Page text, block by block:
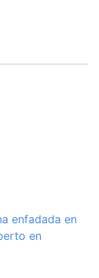
enfadada en
en